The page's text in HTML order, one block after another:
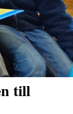
till